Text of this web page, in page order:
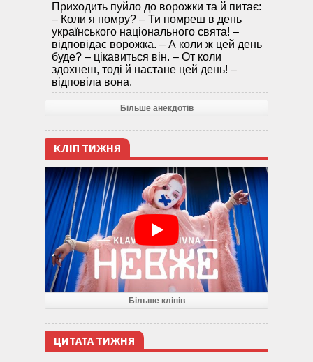
Приходить пуйло до ворожки та й питає:
– Коли я помру? – Ти помреш в день
українського національного свята! –
відповідає ворожка. – А коли ж цей день
буде? – цікавиться він. – От коли
здохнеш, тоді й настане цей день! –
відповіла вона.
Більше анекдотів
КЛІП ТИЖНЯ
Більше кліпів
ЦИТАТА ТИЖНЯ